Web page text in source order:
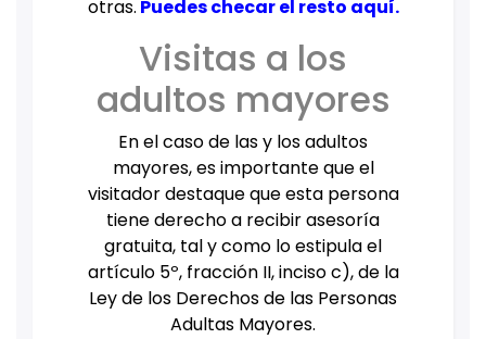
otras. Puedes checar el resto aquí.
Visitas a los
adultos mayores
En el caso de las y los adultos
mayores, es importante que el
visitador destaque que esta persona
tiene derecho a recibir asesoría
gratuita, tal y como lo estipula el
artículo 5º, fracción II, inciso c), de la
Ley de los Derechos de las Personas
Adultas Mayores.